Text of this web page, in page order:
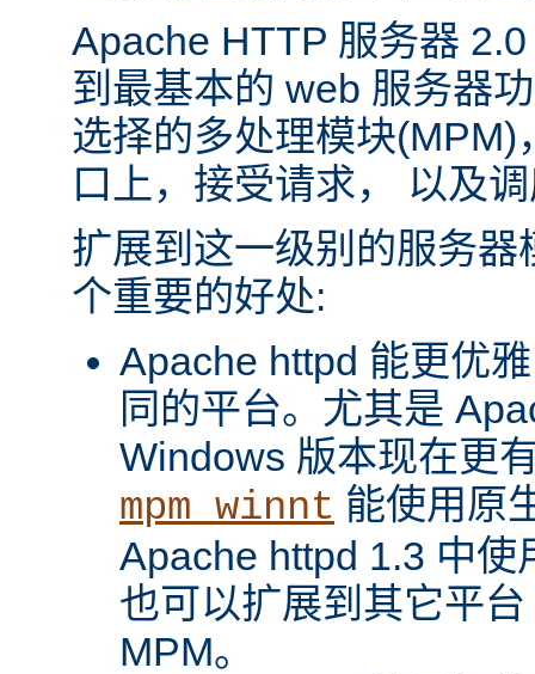
Apache HTTP 服务器
到最基本的 web 服务器
选择的多处理模块
口上，接受请求， 以及
扩展到这一级别的服务
个重要的好处:
Apache httpd 能更优
同的平台。尤其是
Windows 版本现在更
mpm_winnt 能使用原
Apache httpd 1.3 中使
也可以扩展到其它平
MPM。